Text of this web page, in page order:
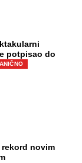
potpisao do
novim